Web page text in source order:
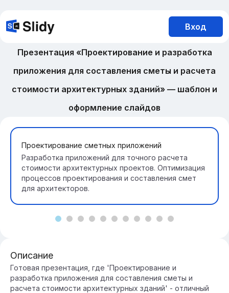
Вход
Презентация «Проектирование и разработка
приложения для составления сметы и расчета
стоимости архитектурных зданий» — шаблон и
оформление слайдов
Проектирование сметных приложений
Разработка приложений для точного расчета
стоимости архитектурных проектов. Оптимизация
процессов проектирования и составления смет
для архитекторов.
Описание
Готовая презентация, где 'Проектирование и
разработка приложения для составления сметы и
расчета стоимости архитектурных зданий' - отличный